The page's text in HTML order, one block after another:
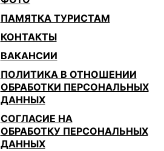
ПАМЯТКА ТУРИСТАМ
КОНТАКТЫ
ВАКАНСИИ
ПОЛИТИКА В ОТНОШЕНИИ
ОБРАБОТКИ ПЕРСОНАЛЬНЫХ
ДАННЫХ
СОГЛАСИЕ НА
ОБРАБОТКУ ПЕРСОНАЛЬНЫХ
ДАННЫХ